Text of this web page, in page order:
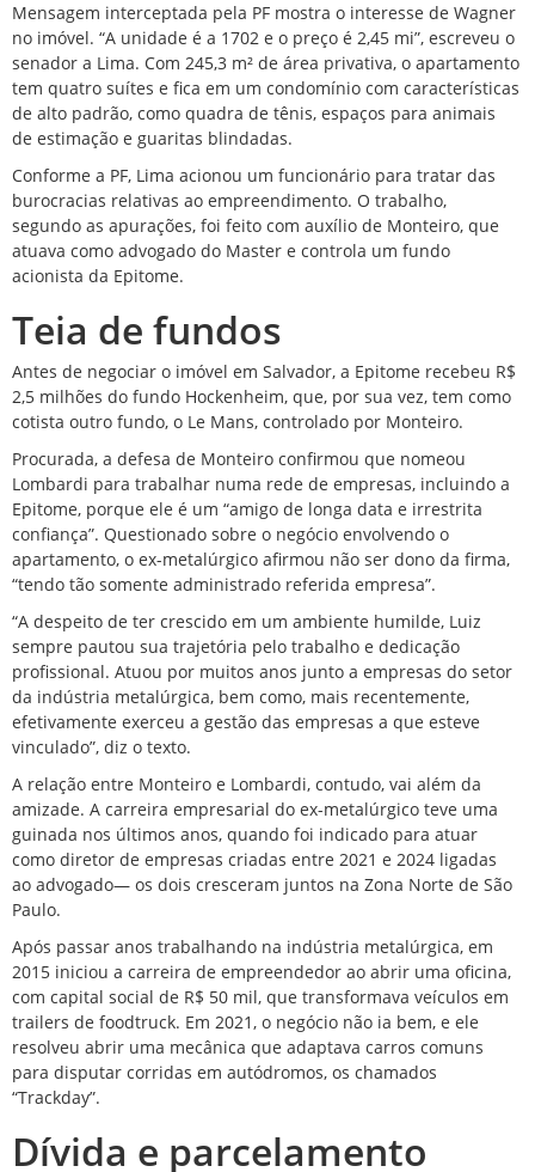
Mensagem interceptada pela PF mostra o interesse de Wagner
no imóvel. “A unidade é a 1702 e o preço é 2,45 mi”, escreveu o
senador a Lima. Com 245,3 m² de área privativa, o apartamento
tem quatro suítes e fica em um condomínio com características
de alto padrão, como quadra de tênis, espaços para animais
de estimação e guaritas blindadas.
Conforme a PF, Lima acionou um funcionário para tratar das
burocracias relativas ao empreendimento. O trabalho,
segundo as apurações, foi feito com auxílio de Monteiro, que
atuava como advogado do Master e controla um fundo
acionista da Epitome.
Teia de fundos
Antes de negociar o imóvel em Salvador, a Epitome recebeu R$
2,5 milhões do fundo Hockenheim, que, por sua vez, tem como
cotista outro fundo, o Le Mans, controlado por Monteiro.
Procurada, a defesa de Monteiro confirmou que nomeou
Lombardi para trabalhar numa rede de empresas, incluindo a
Epitome, porque ele é um “amigo de longa data e irrestrita
confiança”. Questionado sobre o negócio envolvendo o
apartamento, o ex-metalúrgico afirmou não ser dono da firma,
“tendo tão somente administrado referida empresa”.
“A despeito de ter crescido em um ambiente humilde, Luiz
sempre pautou sua trajetória pelo trabalho e dedicação
profissional. Atuou por muitos anos junto a empresas do setor
da indústria metalúrgica, bem como, mais recentemente,
efetivamente exerceu a gestão das empresas a que esteve
vinculado”, diz o texto.
A relação entre Monteiro e Lombardi, contudo, vai além da
amizade. A carreira empresarial do ex-metalúrgico teve uma
guinada nos últimos anos, quando foi indicado para atuar
como diretor de empresas criadas entre 2021 e 2024 ligadas
ao advogado— os dois cresceram juntos na Zona Norte de São
Paulo.
Após passar anos trabalhando na indústria metalúrgica, em
2015 iniciou a carreira de empreendedor ao abrir uma oficina,
com capital social de R$ 50 mil, que transformava veículos em
trailers de foodtruck. Em 2021, o negócio não ia bem, e ele
resolveu abrir uma mecânica que adaptava carros comuns
para disputar corridas em autódromos, os chamados
“Trackday”.
Dívida e parcelamento